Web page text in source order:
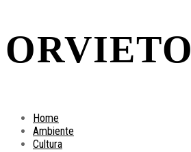
ORVIETO
Home
Ambiente
Cultura